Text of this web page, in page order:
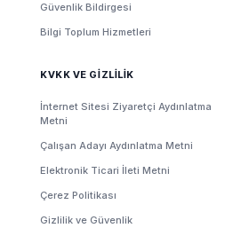
Güvenlik Bildirgesi
Bilgi Toplum Hizmetleri
KVKK VE GİZLİLİK
İnternet Sitesi Ziyaretçi Aydınlatma
Metni
Çalışan Adayı Aydınlatma Metni
Elektronik Ticari İleti Metni
Çerez Politikası
Gizlilik ve Güvenlik